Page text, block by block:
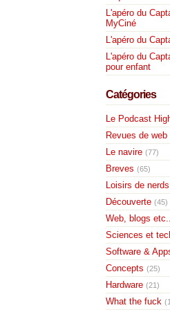
L'apéro du
MyCiné
L'apéro du
L'apéro du
pour enfant
Catégories
Le Podcast
Revues de web
Le navire (77)
Breves (65)
Loisirs de nerds
Découverte (45)
Web, blogs
Sciences et
Software &
Concepts (25)
Hardware (21)
What the fuck